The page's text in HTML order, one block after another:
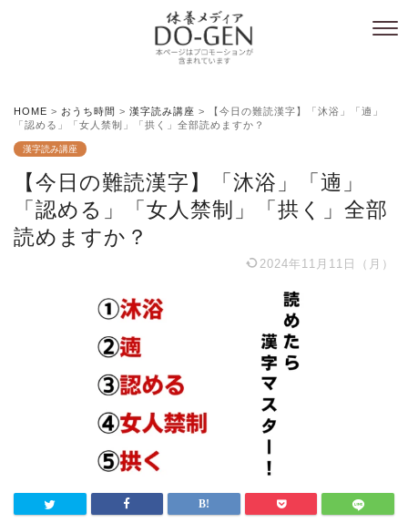
HOME > おうち時間 > 漢字読み講座 >
【今日の難読漢字】「沐浴」「遖」
「認める」「女人禁制」「拱く」全部読めますか？
漢字読み講座
【今日の難読漢字】「沐浴」「遖」
「認める」「女人禁制」「拱く」全部
読めますか？
2024年11月11日（月）